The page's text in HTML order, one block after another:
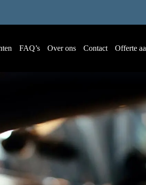
FAQ’s Over ons Contact Offerte